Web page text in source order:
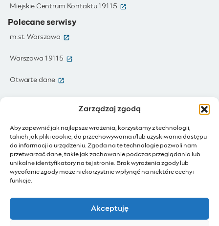
Zarządzaj zgodą
Aby zapewnić jak najlepsze wrażenia, korzystamy z technologii,
takich jak pliki cookie, do przechowywania i/lub uzyskiwania dostępu
do informacji o urządzeniu. Zgoda na te technologie pozwoli nam
przetwarzać dane, takie jak zachowanie podczas przeglądania lub
unikalne identyfikatory na tej stronie. Brak wyrażenia zgody lub
wycofanie zgody może niekorzystnie wpłynąć na niektóre cechy i
funkcje.
Akceptuję
Miejskie Centrum Kontaktu 19115 (otwiera się w nowym oknie)
Polecane serwisy
m.st. Warszawa (otwiera się w nowym oknie)
Warszawa 19115 (otwiera się w nowym oknie)
Otwarte dane
IoT - Internet rzeczy (otwiera się w nowym oknie)
BIP - Biuletyn Informacji Publicznej (otwiera się w nowym oknie)
Działam dla Warszawy
Budżet Obywatelski (otwiera się w nowym oknie)
Konsultacje społeczne